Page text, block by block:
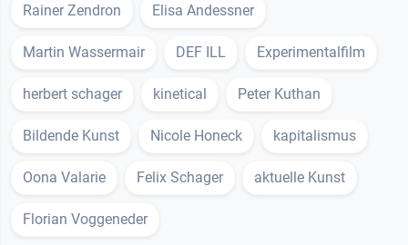
Rainer Zendron Elisa Andessner
Martin Wassermair DEF ILL Experimentalfilm
herbert schager kinetical Peter Kuthan
Bildende Kunst Nicole Honeck kapitalismus
Oona Valarie Felix Schager aktuelle Kunst
Florian Voggeneder